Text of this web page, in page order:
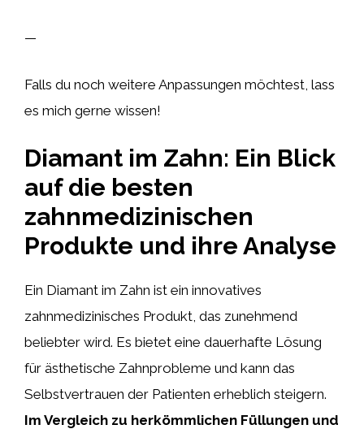
—
Falls du noch weitere Anpassungen möchtest, lass
es mich gerne wissen!
Diamant im Zahn: Ein Blick
auf die besten
zahnmedizinischen
Produkte und ihre Analyse
Ein Diamant im Zahn ist ein innovatives
zahnmedizinisches Produkt, das zunehmend
beliebter wird. Es bietet eine dauerhafte Lösung
für ästhetische Zahnprobleme und kann das
Selbstvertrauen der Patienten erheblich steigern.
Im Vergleich zu herkömmlichen Füllungen und